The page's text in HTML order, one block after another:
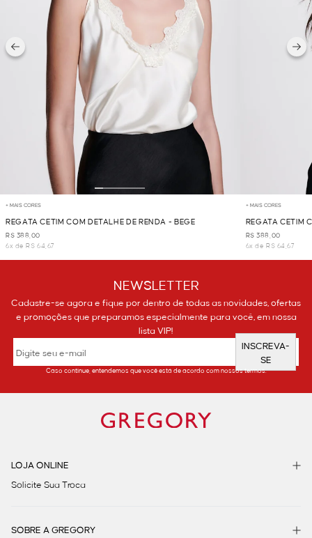
+ MAIS CORES
REGATA CETIM COM DETALHE DE RENDA - BEGE
R$ 388,00
6x de R$ 64,67
+ MAIS CORES
REGATA CETIM
R$ 388,00
6x de R$ 64,67
NEWSLETTER
Cadastre-se agora e fique por dentro de todas as novidades, ofertas
e promoções que preparamos especialmente para você, em nossa
lista VIP!
INSCREVA-
SE
Caso continue, entendemos que você está de acordo com nossos termos.
LOJA ONLINE
Solicite Sua Troca
SOBRE A GREGORY